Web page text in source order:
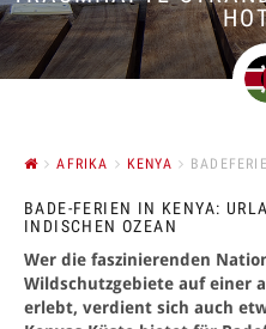
AFRIKA KENYA
BADE-FERIEN IN KENYA:
INDISCHEN OZEAN
Wer die faszinierenden
Wildschutzgebiete auf einer
erlebt, verdient sich auch